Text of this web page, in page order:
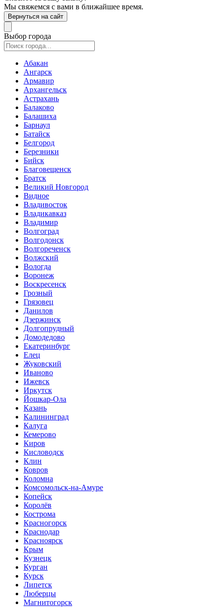
Мы свяжемся с вами в ближайшее время.
Вернуться на сайт
Выбор города
Абакан
Ангарск
Армавир
Архангельск
Астрахань
Балаково
Балашиха
Барнаул
Батайск
Белгород
Березники
Бийск
Благовещенск
Братск
Великий Новгород
Видное
Владивосток
Владикавказ
Владимир
Волгоград
Волгодонск
Волгореченск
Волжский
Вологда
Воронеж
Воскресенск
Грозный
Грязовец
Данилов
Дзержинск
Долгопрудный
Домодедово
Екатеринбург
Елец
Жуковский
Иваново
Ижевск
Иркутск
Йошкар-Ола
Казань
Калининград
Калуга
Кемерово
Киров
Кисловодск
Клин
Ковров
Коломна
Комсомольск-на-Амуре
Копейск
Королёв
Кострома
Красногорск
Краснодар
Красноярск
Крым
Кузнецк
Курган
Курск
Липетск
Люберцы
Магнитогорск